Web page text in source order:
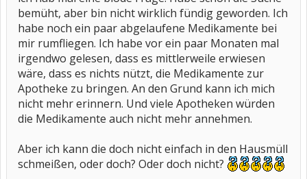
bemüht, aber bin nicht wirklich fündig geworden. Ich
habe noch ein paar abgelaufene Medikamente bei
mir rumfliegen. Ich habe vor ein paar Monaten mal
irgendwo gelesen, dass es mittlerweile erwiesen
wäre, dass es nichts nützt, die Medikamente zur
Apotheke zu bringen. An den Grund kann ich mich
nicht mehr erinnern. Und viele Apotheken würden
die Medikamente auch nicht mehr annehmen.
Aber ich kann die doch nicht einfach in den Hausmüll
schmeißen, oder doch? Oder doch nicht?